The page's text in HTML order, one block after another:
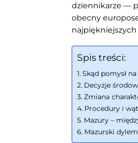
dziennikarze —
obecny
Spis treści:
Skąd pomysł
Decyzje
Zmiana
Procedury i
Mazury –
Mazurski